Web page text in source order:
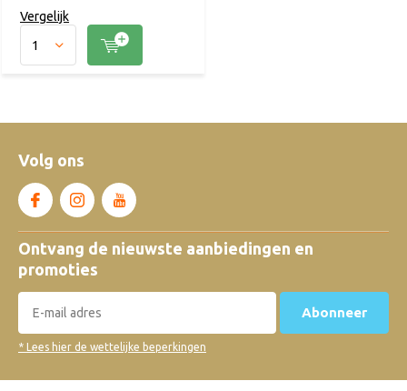
Vergelijk
Volg ons
Ontvang de nieuwste aanbiedingen en
promoties
Abonneer
* Lees hier de wettelijke beperkingen